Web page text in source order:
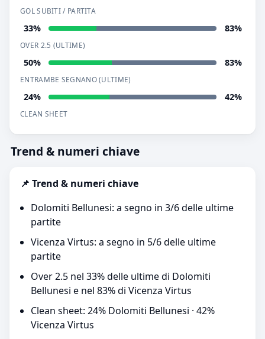
GOL SUBITI / PARTITA
33% 83%
OVER 2.5 (ULTIME)
50% 83%
ENTRAMBE SEGNANO (ULTIME)
24% 42%
CLEAN SHEET
Trend & numeri chiave
📌 Trend & numeri chiave
Dolomiti Bellunesi: a segno in 3/6 delle ultime
partite
Vicenza Virtus: a segno in 5/6 delle ultime
partite
Over 2.5 nel 33% delle ultime di Dolomiti
Bellunesi e nel 83% di Vicenza Virtus
Clean sheet: 24% Dolomiti Bellunesi · 42%
Vicenza Virtus